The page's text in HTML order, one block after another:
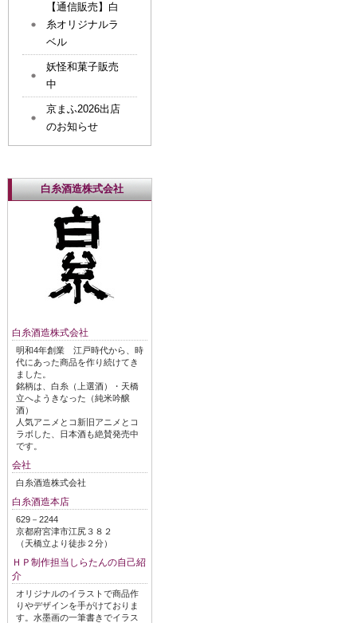
【通信販売】白
糸オリジナルラ
ベル
妖怪和菓子販売
中
京まふ2026出店
のお知らせ
白糸酒造株式会社
白糸酒造株式会社
明和4年創業 江戸時代から、時
代にあった商品を作り続けてき
ました。
銘柄は、白糸（上選酒）・天橋
立へようきなった（純米吟醸
酒）
人気アニメとコ新旧アニメとコ
ラボした、日本酒も絶賛発売中
です。
会社
白糸酒造株式会社
白糸酒造本店
629－2244
京都府宮津市江尻３８２
（天橋立より徒歩２分）
ＨＰ制作担当しらたんの自己紹
介
オリジナルのイラストで商品作
りやデザインを手がけておりま
す。水墨画の一筆書きでイラス